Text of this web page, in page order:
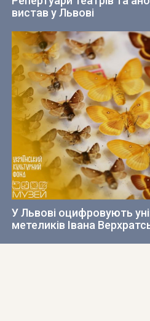
вистав у Львові
У Львові оцифровують
метеликів Івана